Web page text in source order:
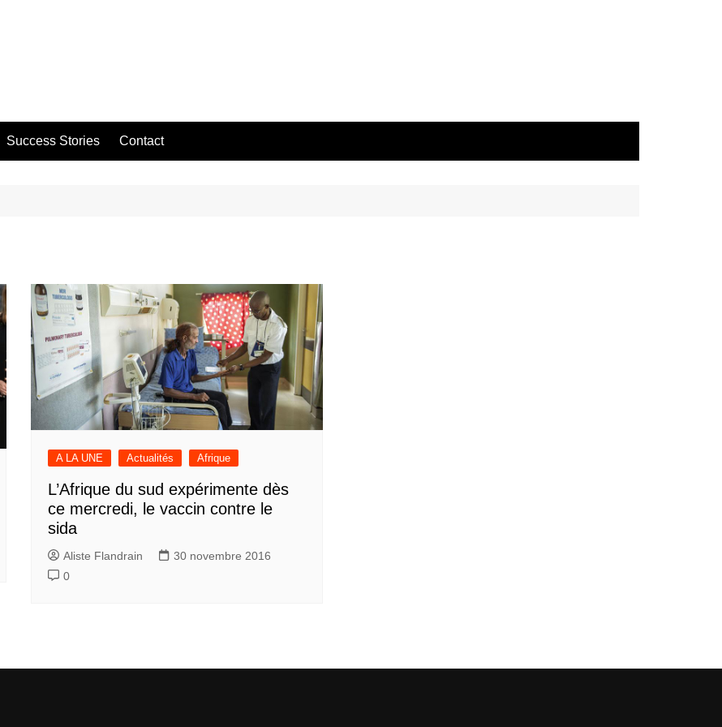
Success Stories Contact
A LA UNE Actualités Afrique
L’Afrique du sud expérimente dès
ce mercredi, le vaccin contre le
sida
Aliste Flandrain
30 novembre 2016
0